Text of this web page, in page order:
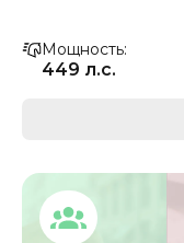
Мощность
449 л.с.
VIN